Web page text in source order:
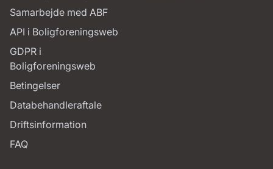
Samarbejde med ABF
API i Boligforeningsweb
GDPR i
Boligforeningsweb
Betingelser
Databehandleraftale
Driftsinformation
FAQ